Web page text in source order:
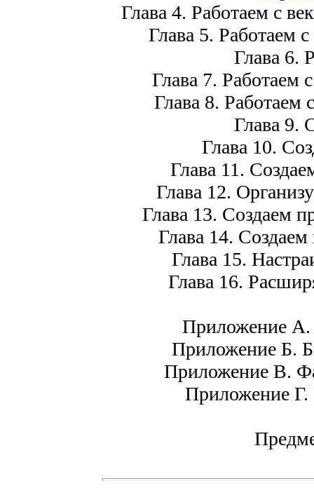
Глава 4. Работаем с
Глава 5. Работаем
Глава 6.
Глава 7. Работаем
Глава 8. Работаем
Глава 9.
Глава 10.
Глава 11.
Глава 12.
Глава 13. Создаем
Глава 14.
Глава 15.
Глава 16.
Приложение
Приложение Б.
Приложение В.
Приложение